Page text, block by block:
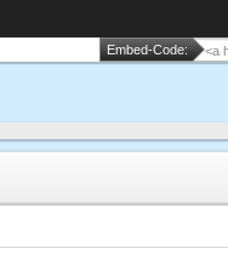
Embed-Code: